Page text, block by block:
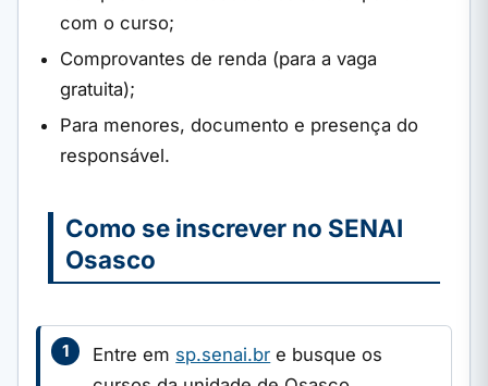
com o curso;
Comprovantes de renda (para a vaga
gratuita);
Para menores, documento e presença do
responsável.
Como se inscrever no SENAI
Osasco
Entre em sp.senai.br e busque os